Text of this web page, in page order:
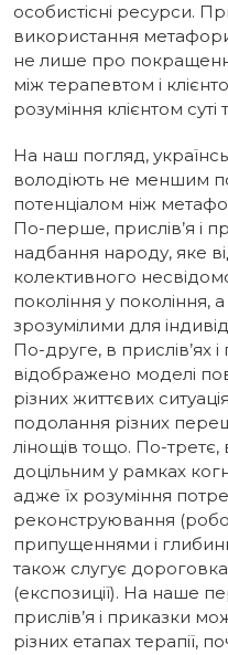
особистісні ресурси.
використання
не лише про
між терапевтом і
розуміння клієнтом суті
На наш погляд,
володіють не меншим
потенціалом ніж
По-перше, прислів’я і
надбання народу, яке
колективного
покоління у покоління,
зрозумілими для
По-друге, в прислів’ях
відображено моделі
різних життєвих
подолання різних
лінощів тощо. По-третє,
доцільним у рамках
адже їх розуміння
реконструювання
припущеннями і
також слугує
(експозиції). На наше
прислів’я і приказки
різних етапах терапії,